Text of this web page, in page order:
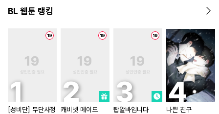
BL 웹툰 랭킹
[성비단] 무단사정
캐비넷 메이드 탑알바입니다 나쁜 친구